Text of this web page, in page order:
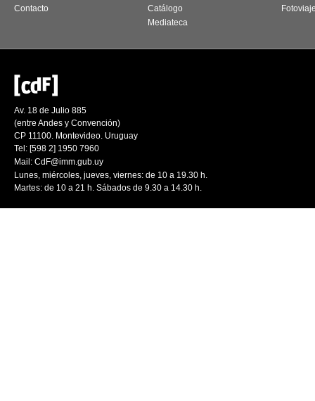
Contacto
Catálogo
Mediateca
Av. 18 de Julio 885
(entre Andes y Convención)
CP 11100. Montevideo. Uruguay
Tel: [598 2] 1950 7960
Mail: CdF@imm.gub.uy
Lunes, miércoles, jueves, viernes: de 10 a 19.30 h.
Martes: de 10 a 21 h. Sábados de 9.30 a 14.30 h.